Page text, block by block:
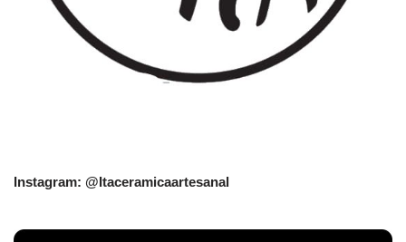
Instagram: @Itaceramicaartesanal